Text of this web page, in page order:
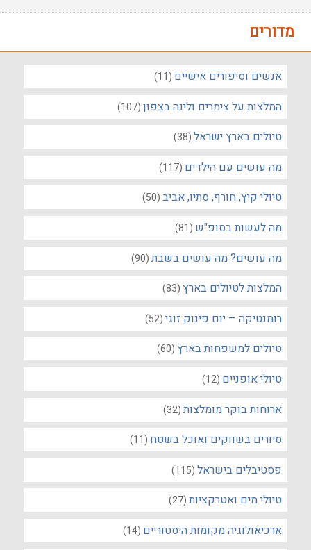
מדורים
אנשים וסיפורים אישיים (11)
המלצות על צימרים ולינה בצפון(107)
טיולים בארץ ישראל(38)
מה עושים עם הילדים (117)
טיולי קיץ, חורף, סתיו, אביב(50)
מה לעשות בסופ"ש (81)
מה עושים? מה עושים בשבת(90)
המלצות לטיולים בארץ(83)
רומנטיקה – יום פינוק זוגי(52)
טיולים למשפחות בארץ(60)
טיולי אופניים (12)
ארוחות בוקר מומלצות(32)
סיורים בשווקים ואוכל בשטח (11)
פסטיבלים בישראל(115)
טיולי מים ואטרקציות(27)
ארכיאולוגיה מקומות היסטוריים (14)